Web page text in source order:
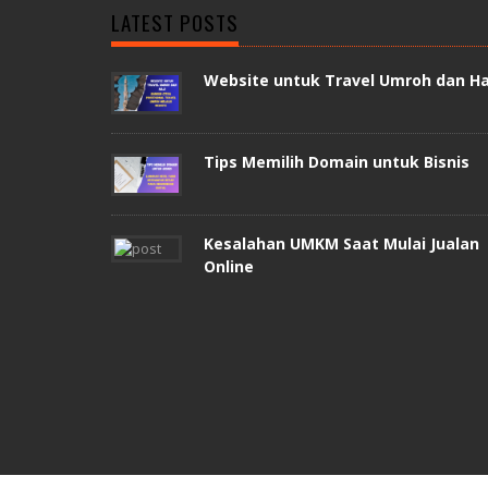
LATEST POSTS
Website untuk Travel Umroh dan
Tips Memilih Domain untuk Bisnis
Kesalahan UMKM Saat Mulai Jualan
Online